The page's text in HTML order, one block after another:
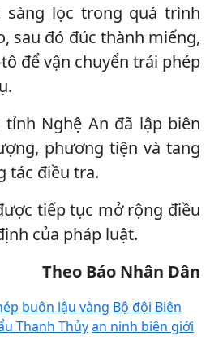
sàng lọc trong quá trình
sau đó đúc thành miếng,
để vận chuyển trái phép
Nghệ An đã lập biên
phương tiện và tang
tác điều tra.
tiếp tục mở rộng điều
của pháp luật.
Theo Báo Nhân Dân
buôn lậu vàng Bộ đội Biên
Thanh Thủyan ninh biên giới